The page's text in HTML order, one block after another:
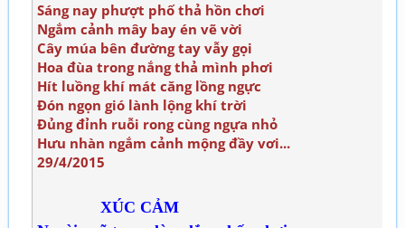
Sáng nay phượt phố thả hồn chơi
Ngắm cảnh mây bay én vẽ vời
Cây múa bên đường tay vẫy gọi
Hoa đùa trong nắng thả mình phơi
Hít luồng khí mát căng lồng ngực
Đón ngọn gió lành lộng khí trời
Đủng đỉnh ruỗi rong cùng ngựa nhỏ
Hưu nhàn ngắm cảnh mộng đầy vơi...
29/4/2015
XÚC CẢM